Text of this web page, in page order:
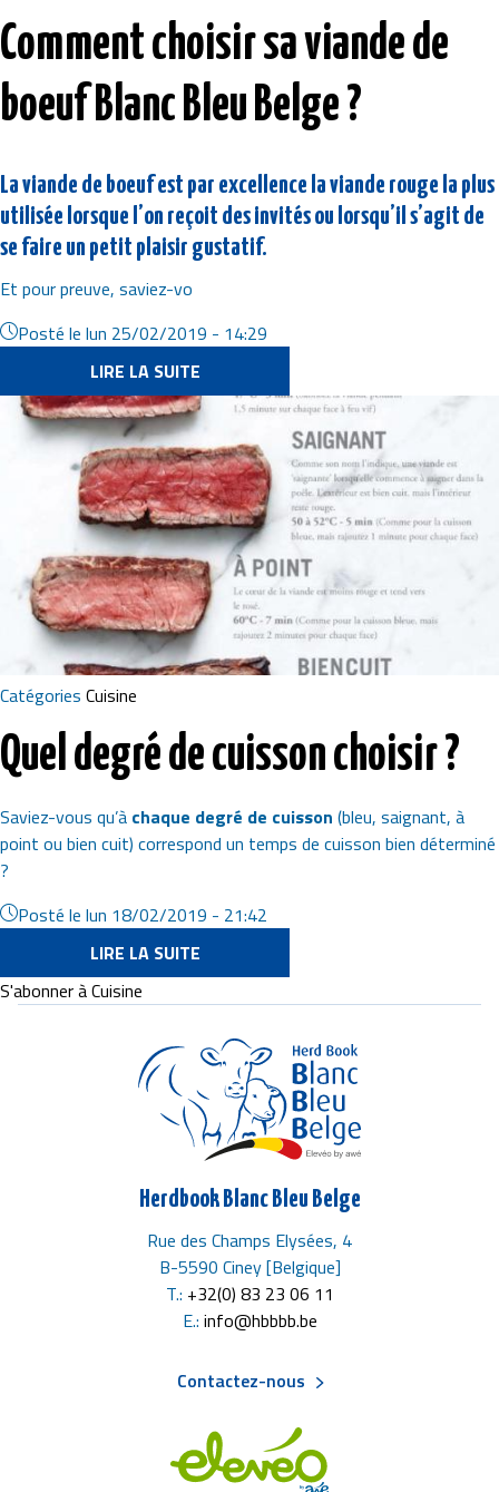
Comment choisir sa viande de
boeuf Blanc Bleu Belge ?
La viande de boeuf est par excellence la viande rouge la plus
utilisée lorsque l’on reçoit des invités ou lorsqu’il s’agit de
se faire un petit plaisir gustatif.
Et pour preuve, saviez-vo
Posté le lun 25/02/2019 - 14:29
LIRE LA SUITE
Image
Catégories Cuisine
Quel degré de cuisson choisir ?
Saviez-vous qu’à chaque degré de cuisson (bleu, saignant, à
point ou bien cuit) correspond un temps de cuisson bien déterminé
?
Posté le lun 18/02/2019 - 21:42
LIRE LA SUITE
S'abonner à Cuisine
Herdbook Blanc Bleu Belge
Rue des Champs Elysées, 4
B-5590 Ciney [Belgique]
T.: +32(0) 83 23 06 11
E.: info@hbbbb.be
Contactez-nous